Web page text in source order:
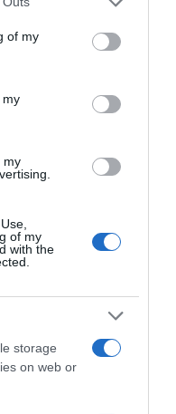
You may click to
its third-party tags to
in below Google
of my
my
my
of my
with the
storage
on web or
vagy
bele, hogy bármikor
A pedagógusok,
de a távolsági
dolgozók is
változik
évek során a
képességüket, és
– mondja Dr.
Ha többször él a
szüksége lenne,